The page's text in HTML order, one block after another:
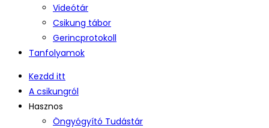
Videótár
Csikung tábor
Gerincprotokoll
Tanfolyamok
Kezdd itt
A csikungról
Hasznos
Öngyógyító Tudástár